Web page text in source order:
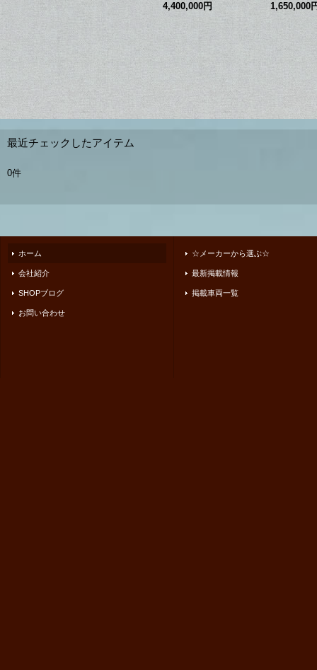
4,400,000円 1,650,000
最近チェックしたアイテム
0件
ホーム
会社紹介
SHOPブログ
お問い合わせ
☆メーカーから選ぶ☆
最新掲載情報
掲載車両一覧